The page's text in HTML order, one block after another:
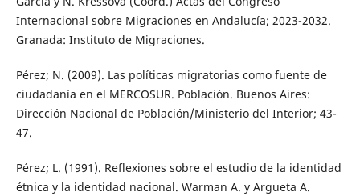
Internacional sobre Migraciones en Andalucía; 2023-2032.
Granada: Instituto de Migraciones.
Pérez; N. (2009). Las políticas migratorias como fuente de
ciudadanía en el MERCOSUR. Población. Buenos Aires:
Dirección Nacional de Población/Ministerio del Interior; 43-
47.
Pérez; L. (1991). Reflexiones sobre el estudio de la identidad
étnica y la identidad nacional. Warman A. y Argueta A.